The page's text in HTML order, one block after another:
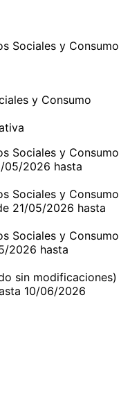
Sociales y Consumo
y Consumo
Sociales y Consumo
05/2026 hasta
Sociales y Consumo
21/05/2026 hasta
Sociales y Consumo
2026 hasta
sin modificaciones)
10/06/2026